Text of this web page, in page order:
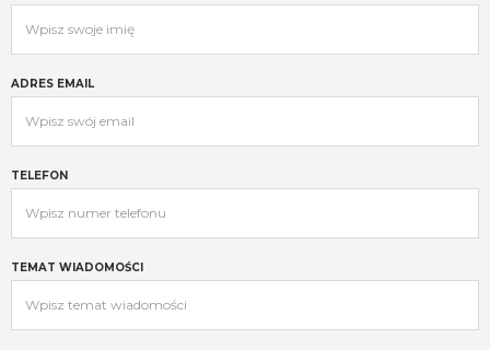
ADRES EMAIL
TELEFON
TEMAT WIADOMOŚCI